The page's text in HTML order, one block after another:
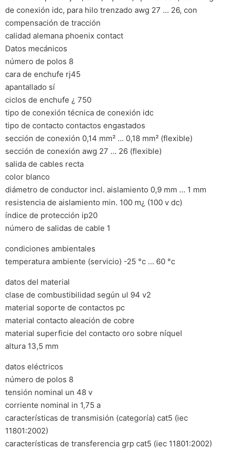
de conexión idc, para hilo trenzado awg 27 … 26, con
compensación de tracción
calidad alemana phoenix contact
Datos mecánicos
número de polos 8
cara de enchufe rj45
apantallado sí
ciclos de enchufe ¿ 750
tipo de conexión técnica de conexión idc
tipo de contacto contactos engastados
sección de conexión 0,14 mm² … 0,18 mm² (flexible)
sección de conexión awg 27 … 26 (flexible)
salida de cables recta
color blanco
diámetro de conductor incl. aislamiento 0,9 mm … 1 mm
resistencia de aislamiento min. 100 m¿ (100 v dc)
índice de protección ip20
número de salidas de cable 1
condiciones ambientales
temperatura ambiente (servicio) -25 °c … 60 °c
datos del material
clase de combustibilidad según ul 94 v2
material soporte de contactos pc
material contacto aleación de cobre
material superficie del contacto oro sobre níquel
altura 13,5 mm
datos eléctricos
número de polos 8
tensión nominal un 48 v
corriente nominal in 1,75 a
características de transmisión (categoría) cat5 (iec
11801:2002)
características de transferencia grp cat5 (iec 11801:2002)